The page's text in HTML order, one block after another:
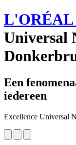
L'ORÉAL
Universal
Een
iedereen
Excellence Universal